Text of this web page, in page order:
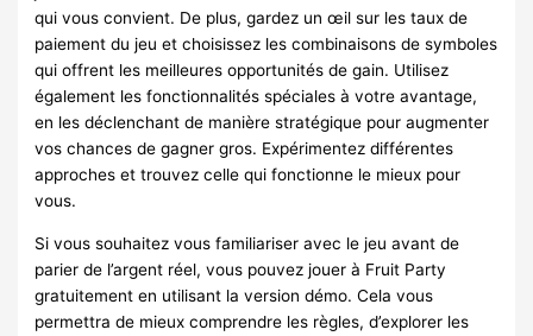
qui vous convient. De plus, gardez un œil sur les taux de
paiement du jeu et choisissez les combinaisons de symboles
qui offrent les meilleures opportunités de gain. Utilisez
également les fonctionnalités spéciales à votre avantage,
en les déclenchant de manière stratégique pour augmenter
vos chances de gagner gros. Expérimentez différentes
approches et trouvez celle qui fonctionne le mieux pour
vous.
Si vous souhaitez vous familiariser avec le jeu avant de
parier de l’argent réel, vous pouvez jouer à Fruit Party
gratuitement en utilisant la version démo. Cela vous
permettra de mieux comprendre les règles, d’explorer les